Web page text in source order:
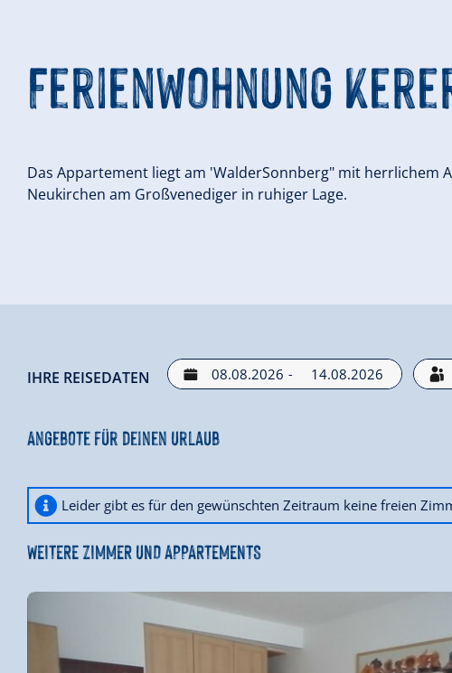
Ferienwohnung
Das Appartement liegt am 'WalderSonnberg" mit herrlichem
Neukirchen am Großvenediger in ruhiger Lage.
IHRE REISEDATEN -
Angebote für deinen Urlaub
Leider gibt es für den gewünschten Zeitraum keine freien
WEITERE ZIMMER UND APPARTEMENTS